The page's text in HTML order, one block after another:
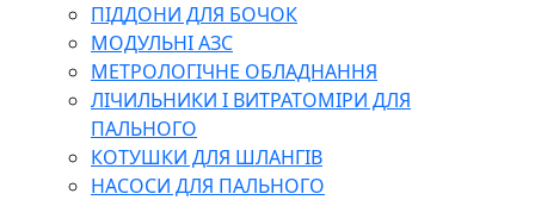
ПІДДОНИ ДЛЯ БОЧОК
МОДУЛЬНІ АЗС
МЕТРОЛОГІЧНЕ ОБЛАДНАННЯ
ЛІЧИЛЬНИКИ І ВИТРАТОМІРИ ДЛЯ
ПАЛЬНОГО
КОТУШКИ ДЛЯ ШЛАНГІВ
НАСОСИ ДЛЯ ПАЛЬНОГО